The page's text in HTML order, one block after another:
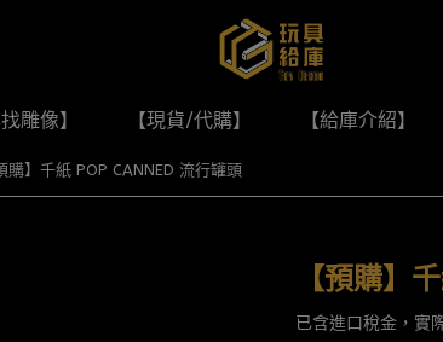
雕像】 【現貨/代購】 【給庫介紹】
購】千紙 POP CANNED 流行罐頭
【預購】
已含進口稅金，實